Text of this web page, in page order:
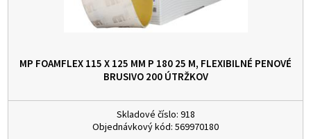
MP FOAMFLEX 115 X 125 MM P 180 25 M, FLEXIBILNÉ PENOVÉ
BRUSIVO 200 ÚTRŽKOV
Skladové číslo: 918
Objednávkový kód: 569970180